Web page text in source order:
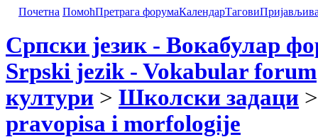
Почетна ПомоћПретрага форумаКалендарТагови
Српски језик - Вокабулар
Srpski jezik - Vokabular forum
култури > Школски задаци
pravopisa i morfologije